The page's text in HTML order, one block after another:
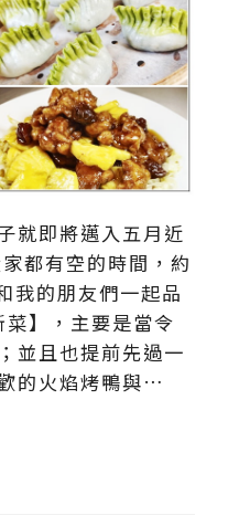
就即將邁入五月近
都有空的時間，約
我的朋友們一起品
】，主要是當令
並且也提前先過一
的火焰烤鴨與…